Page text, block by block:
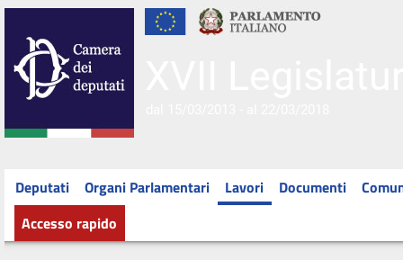
Deputati Organi Parlamentari Lavori Documenti
Accesso rapido